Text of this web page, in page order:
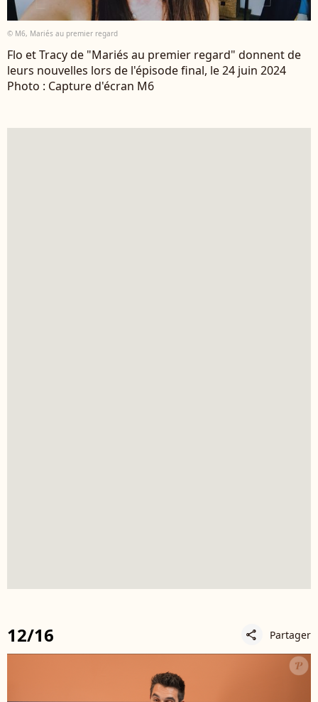
© M6, Mariés au premier regard
Flo et Tracy de "Mariés au premier regard" donnent de
leurs nouvelles lors de l'épisode final, le 24 juin 2024
Photo : Capture d'écran M6
12/16 share Partager